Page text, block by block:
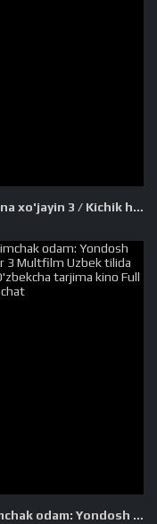
Kichkina xo'jayin 3 / Kichik ho'jayin 3 Premyera Multfilm Uzbek tilida tarjima 2025 HD O'zbek tilida HD tas-ix skachat
O'rgimchak odam: Yondosh olamlar 3 Multfilm Uzbek tilida 2025 O'zbekcha tarjima kino Full HD skachat